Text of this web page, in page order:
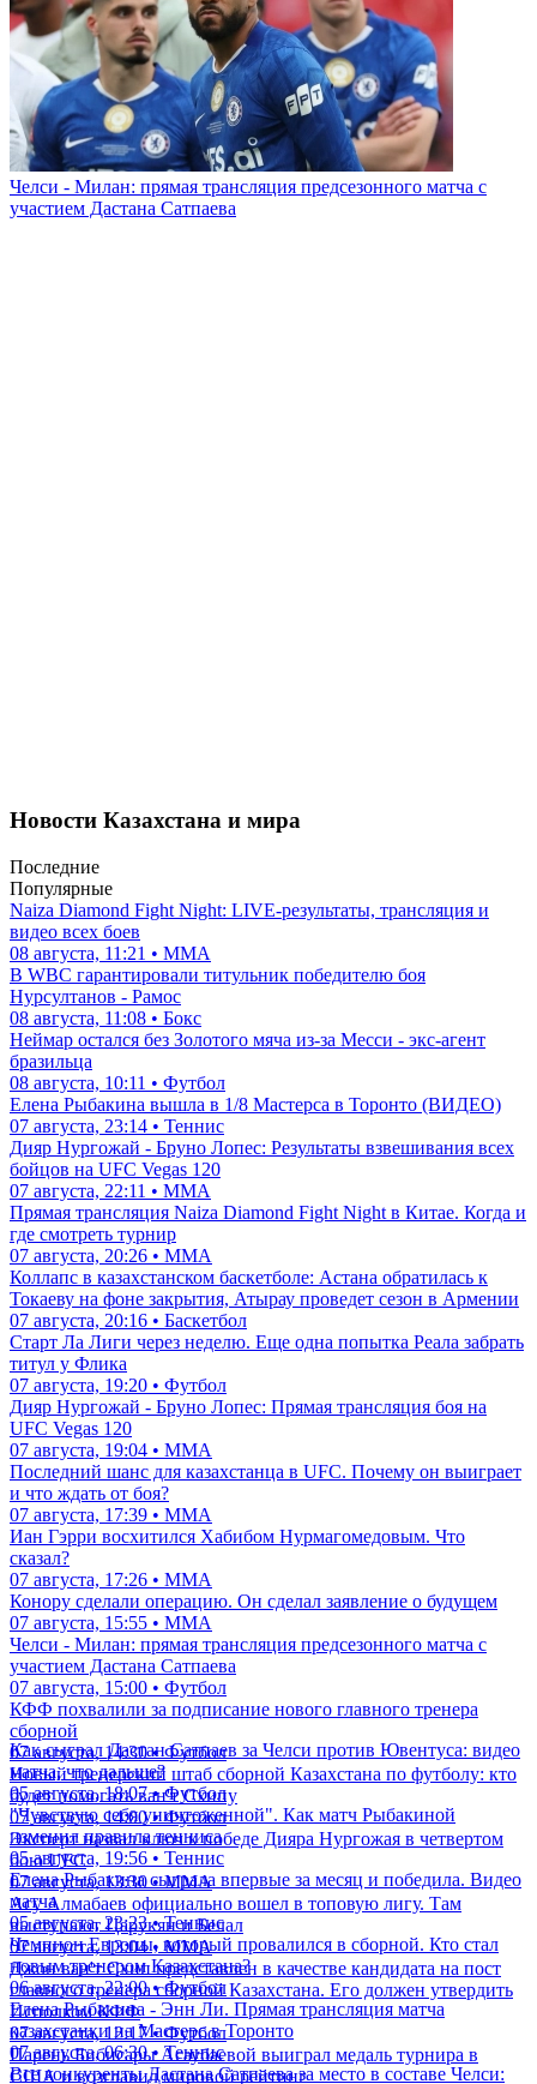
Челси - Милан: прямая трансляция предсезонного матча с
участием Дастана Сатпаева
Новости Казахстана и мира
Последние
Популярные
Naiza Diamond Fight Night: LIVE-результаты, трансляция и
видео всех боев
08 августа, 11:21 • ММА
В WBC гарантировали титульник победителю боя
Нурсултанов - Рамос
08 августа, 11:08 • Бокс
Неймар остался без Золотого мяча из-за Месси - экс-агент
бразильца
08 августа, 10:11 • Футбол
Елена Рыбакина вышла в 1/8 Мастерса в Торонто (ВИДЕО)
07 августа, 23:14 • Теннис
Дияр Нургожай - Бруно Лопес: Результаты взвешивания всех
бойцов на UFC Vegas 120
07 августа, 22:11 • ММА
Прямая трансляция Naiza Diamond Fight Night в Китае. Когда и
где смотреть турнир
07 августа, 20:26 • ММА
Коллапс в казахстанском баскетболе: Астана обратилась к
Токаеву на фоне закрытия, Атырау проведет сезон в Армении
07 августа, 20:16 • Баскетбол
Старт Ла Лиги через неделю. Еще одна попытка Реала забрать
титул у Флика
07 августа, 19:20 • Футбол
Дияр Нургожай - Бруно Лопес: Прямая трансляция боя на
UFC Vegas 120
07 августа, 19:04 • ММА
Последний шанс для казахстанца в UFC. Почему он выиграет
и что ждать от боя?
07 августа, 17:39 • ММА
Иан Гэрри восхитился Хабибом Нурмагомедовым. Что
сказал?
07 августа, 17:26 • ММА
Конору сделали операцию. Он сделал заявление о будущем
07 августа, 15:55 • ММА
Челси - Милан: прямая трансляция предсезонного матча с
участием Дастана Сатпаева
07 августа, 15:00 • Футбол
КФФ похвалили за подписание нового главного тренера
сборной
07 августа, 14:30 • Футбол
Новый тренерский штаб сборной Казахстана по футболу: кто
будет помогать ван'т Схипу
07 августа, 14:00 • Футбол
Эксперт назвал ключ к победе Дияра Нургожая в четвертом
бою UFC
07 августа, 13:30 • ММА
Асу Алмабаев официально вошел в топовую лигу. Там
выступают Царукян и Белал
07 августа, 13:04 • ММА
Джон ван'т Схип представлен в качестве кандидата на пост
главного тренера сборной Казахстана. Его должен утвердить
Исполком КФФ
07 августа, 12:17 • Футбол
Парень Бибисары Асаубаевой выиграл медаль турнира в
США и возглавил мировой рейтинг
Как сыграл Дастан Сатпаев за Челси против Ювентуса: видео
матча, что дальше?
05 августа, 18:07 • Футбол
"Чувствую себя уничтоженной". Как матч Рыбакиной
изменил правила тенниса
05 августа, 19:56 • Теннис
Елена Рыбакина сыграла впервые за месяц и победила. Видео
матча
05 августа, 23:23 • Теннис
Чемпион Европы, который провалился в сборной. Кто стал
новым тренером Казахстана?
06 августа, 22:00 • Футбол
Елена Рыбакина - Энн Ли. Прямая трансляция матча
казахстанки на Мастерс в Торонто
07 августа, 06:30 • Теннис
Все конкуренты Дастана Сатпаева за место в составе Челси: